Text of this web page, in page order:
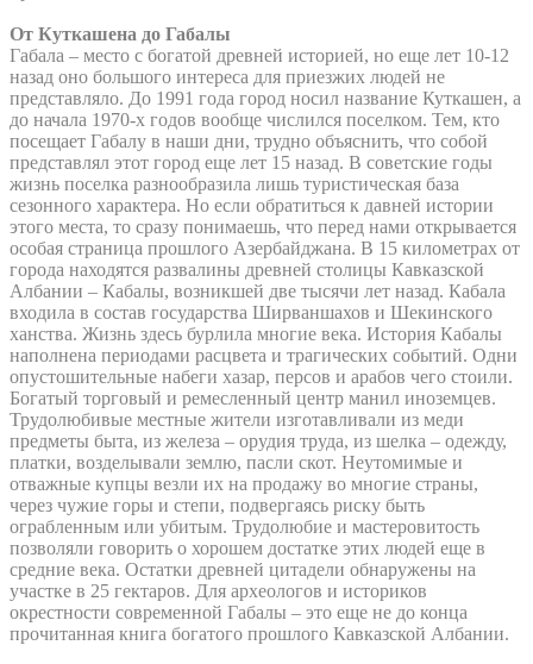
От Куткашена до Габалы
Габала – место с богатой древней историей, но еще лет 10-12
назад оно большого интереса для приезжих людей не
представляло. До 1991 года город носил название Куткашен, а
до начала 1970-х годов вообще числился поселком. Тем, кто
посещает Габалу в наши дни, трудно объяснить, что собой
представлял этот город еще лет 15 назад. В советские годы
жизнь поселка разнообразила лишь туристическая база
сезонного характера. Но если обратиться к давней истории
этого места, то сразу понимаешь, что перед нами открывается
особая страница прошлого Азербайджана. В 15 километрах от
города находятся развалины древней столицы Кавказской
Албании – Кабалы, возникшей две тысячи лет назад. Кабала
входила в состав государства Ширваншахов и Шекинского
ханства. Жизнь здесь бурлила многие века. История Кабалы
наполнена периодами расцвета и трагических событий. Одни
опустошительные набеги хазар, персов и арабов чего стоили.
Богатый торговый и ремесленный центр манил иноземцев.
Трудолюбивые местные жители изготавливали из меди
предметы быта, из железа – орудия труда, из шелка – одежду,
платки, возделывали землю, пасли скот. Неутомимые и
отважные купцы везли их на продажу во многие страны,
через чужие горы и степи, подвергаясь риску быть
ограбленным или убитым. Трудолюбие и мастеровитость
позволяли говорить о хорошем достатке этих людей еще в
средние века. Остатки древней цитадели обнаружены на
участке в 25 гектаров. Для археологов и историков
окрестности современной Габалы – это еще не до конца
прочитанная книга богатого прошлого Кавказской Албании.